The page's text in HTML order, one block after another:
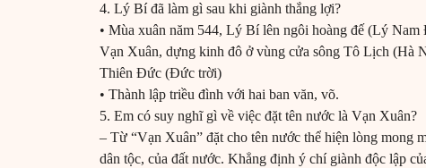
4. Lý Bí đã làm gì sau khi giành thắng lợi?
• Mùa xuân năm 544, Lý Bí lên ngôi hoàng đế (Lý Nam
Vạn Xuân, dựng kinh đô ở vùng cửa sông Tô Lịch (Hà
Thiên Đức (Đức trời)
• Thành lập triều đình với hai ban văn, võ.
5. Em có suy nghĩ gì về việc đặt tên nước là Vạn Xuân?
– Từ “Vạn Xuân” đặt cho tên nước thể hiện lòng mong
dân tộc, của đất nước. Khẳng định ý chí giành độc lập